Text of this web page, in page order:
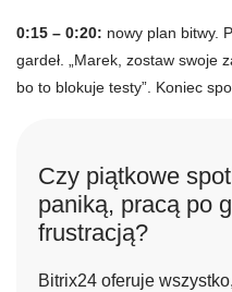
0:15 – 0:20: nowy plan bitwy.
gardeł. „Marek, zostaw swoje
bo to blokuje testy”. Koniec
Czy piątkowe
paniką, pracą po
frustracją?
Bitrix24 oferuje